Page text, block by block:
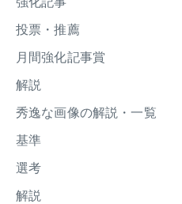
投票・推薦
月間強化記事賞
解説
秀逸な画像の解説・一覧
基準
選考
解説